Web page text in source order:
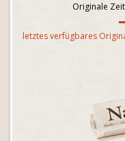
Originale
letztes verfügbares